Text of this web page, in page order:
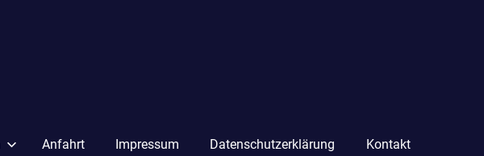
Anfahrt Impressum Datenschutzerklärung Kontakt